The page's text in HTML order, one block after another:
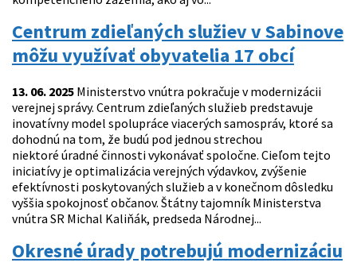
Centrum zdieľaných služiev v Sabinove
môžu využívať obyvatelia 17 obcí
13. 06. 2025 Ministerstvo vnútra pokračuje v modernizácii
verejnej správy. Centrum zdieľaných služieb predstavuje
inovatívny model spolupráce viacerých samospráv, ktoré sa
dohodnú na tom, že budú pod jednou strechou
niektoré úradné činnosti vykonávať spoločne. Cieľom tejto
iniciatívy je optimalizácia verejných výdavkov, zvýšenie
efektívnosti poskytovaných služieb a v konečnom dôsledku
vyššia spokojnosť občanov. Štátny tajomník Ministerstva
vnútra SR Michal Kaliňák, predseda Národnej...
Okresné úrady potrebujú modernizáciu